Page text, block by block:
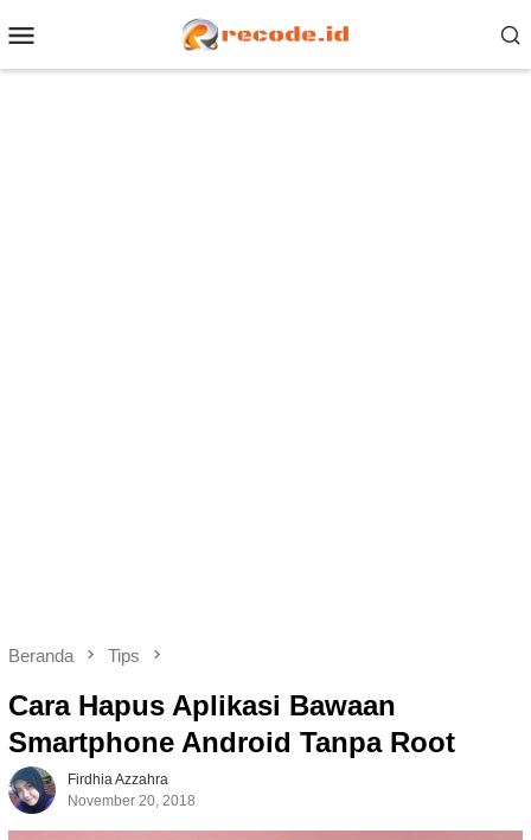
ke
kontenMobile
Beranda Tips
Cara Hapus Aplikasi Bawaan
Smartphone Android Tanpa Root
Firdhia Azzahra
November 20, 2018